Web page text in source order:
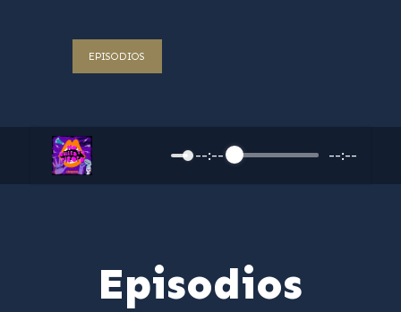
EPISODIOS
--:-- --:--
Episodios